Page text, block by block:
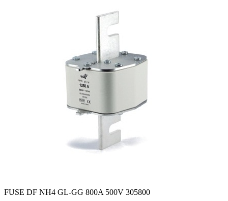
FUSE DF NH4 GL-GG 800A 500V 305800